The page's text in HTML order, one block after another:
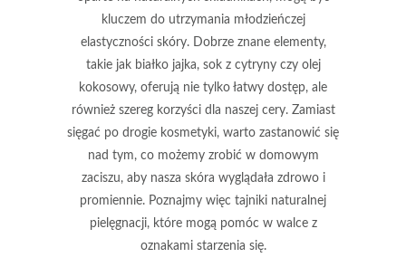
kluczem do utrzymania młodzieńczej
elastyczności skóry. Dobrze znane elementy,
takie jak białko jajka, sok z cytryny czy olej
kokosowy, oferują nie tylko łatwy dostęp, ale
również szereg korzyści dla naszej cery. Zamiast
sięgać po drogie kosmetyki, warto zastanowić się
nad tym, co możemy zrobić w domowym
zaciszu, aby nasza skóra wyglądała zdrowo i
promiennie. Poznajmy więc tajniki naturalnej
pielęgnacji, które mogą pomóc w walce z
oznakami starzenia się.